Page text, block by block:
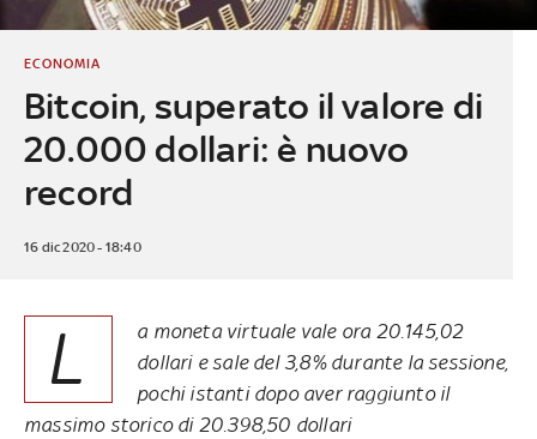
Bitcoin, superato il valore di
20.000 dollari: è nuovo
record
ECONOMIA
16 dic 2020 - 18:40
L
a moneta virtuale vale ora 20.145,02
dollari e sale del 3,8% durante la sessione,
pochi istanti dopo aver raggiunto il
massimo storico di 20.398,50 dollari